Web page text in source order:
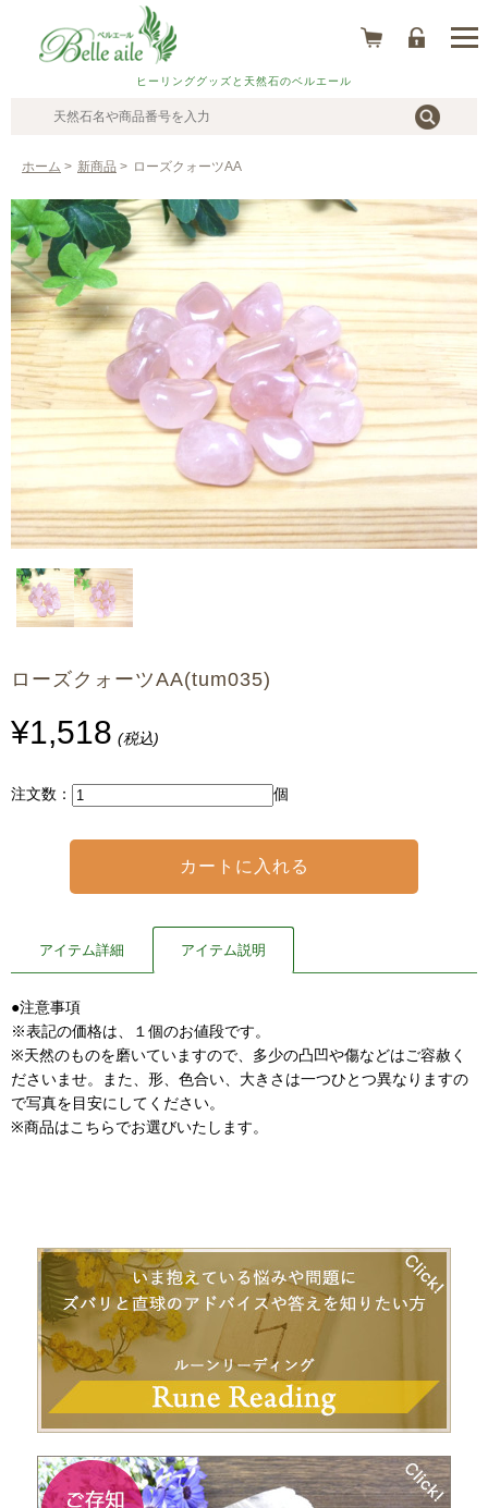
ヒーリンググッズと天然石のベルエール
ホーム > 新商品 > ローズクォーツAA
ローズクォーツAA(tum035)
¥1,518 (税込)
注文数： 個
アイテム詳細 アイテム説明
●注意事項
※表記の価格は、１個のお値段です。
※天然のものを磨いていますので、多少の凸凹や傷などはご容赦く
ださいませ。また、形、色合い、大きさは一つひとつ異なりますの
で写真を目安にしてください。
※商品はこちらでお選びいたします。